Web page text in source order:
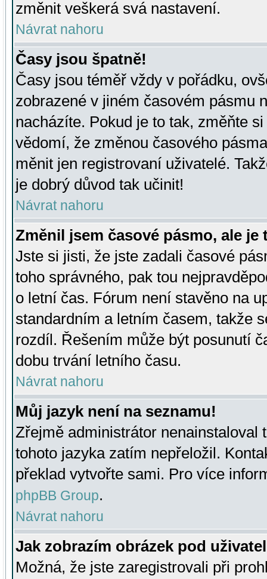
změnit veškerá svá nastavení.
Návrat nahoru
Časy jsou špatně!
Časy jsou téměř vždy v pořádku,
zobrazené v jiném časovém pásmu
nacházíte. Pokud je to tak, změňte
vědomí, že změnou časového
měnit jen registrovaní uživatelé.
je dobrý důvod tak učinit!
Návrat nahoru
Změnil jsem časové pásmo, ale je
Jste si jisti, že jste zadali časové
toho správného, pak tou
o letní čas. Fórum není stavěno na
standardním a letním časem, takže
rozdíl. Řešením může být posunutí
dobu trvání letního času.
Návrat nahoru
Můj jazyk není na seznamu!
Zřejmě administrátor nenainstaloval
tohoto jazyka zatím nepřeložil.
překlad vytvořte sami. Pro více
phpBB Group.
Návrat nahoru
Jak zobrazím obrázek pod
Možná, že jste zaregistrovali při